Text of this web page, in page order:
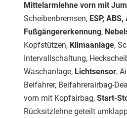
Mittelarmlehne vorn mit
Scheibenbremsen, ESP, ABS,
Fußgängererkennung,
Kopfstützen, Klimaanlage,
Intervallschaltung,
Waschanlage, Lichtsensor,
Beifahrer, Beifahrerairbag-
vorn mit Kopfairbag, Start-
Rücksitzlehne geteilt